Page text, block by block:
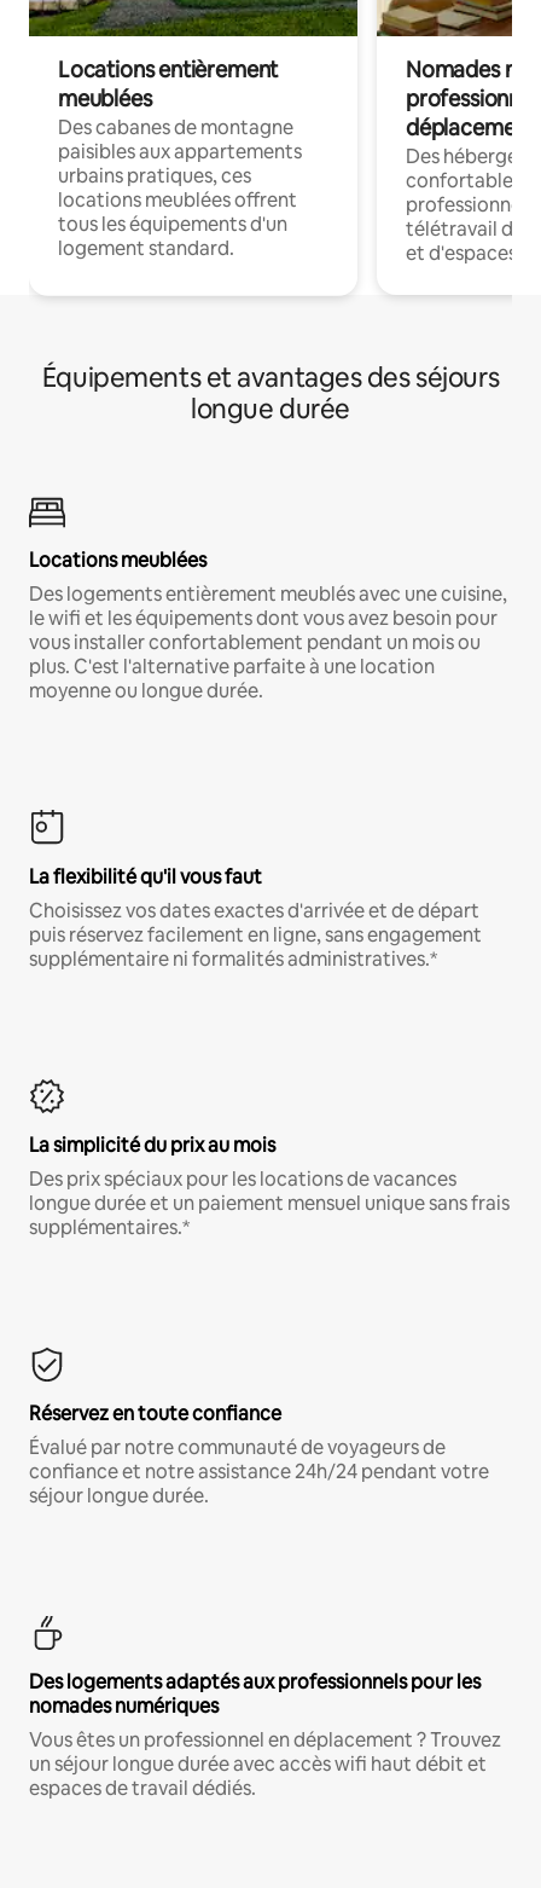
Locations entièrement
meublées
Des cabanes de montagne
paisibles aux appartements
urbains pratiques, ces
locations meublées offrent
tous les équipements d'un
logement standard.
Nomades
déplacement
Des
confortables
professionnels
télétravail
et d'espaces
Équipements et avantages des séjours
longue durée
Locations meublées
Des logements entièrement meublés avec une cuisine,
le wifi et les équipements dont vous avez besoin pour
vous installer confortablement pendant un mois ou
plus. C'est l'alternative parfaite à une location
moyenne ou longue durée.
La flexibilité qu'il vous faut
Choisissez vos dates exactes d'arrivée et de départ
puis réservez facilement en ligne, sans engagement
supplémentaire ni formalités administratives.*
La simplicité du prix au mois
Des prix spéciaux pour les locations de vacances
longue durée et un paiement mensuel unique sans frais
supplémentaires.*
Réservez en toute confiance
Évalué par notre communauté de voyageurs de
confiance et notre assistance 24h/24 pendant votre
séjour longue durée.
Des logements adaptés aux professionnels pour les
nomades numériques
Vous êtes un professionnel en déplacement ? Trouvez
un séjour longue durée avec accès wifi haut débit et
espaces de travail dédiés.